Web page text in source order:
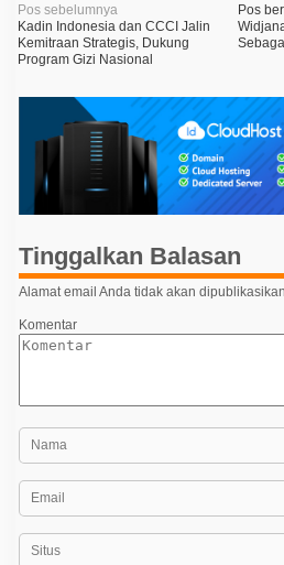
N
a
v
i
i
p
o
s
Pos sebelumnya
Kadin Indonesia dan CCCI Jalin
Kemitraan Strategis, Dukung
Program Gizi Nasional
Pos
Tinggalkan Balasan
Alamat email Anda tidak akan
Komentar